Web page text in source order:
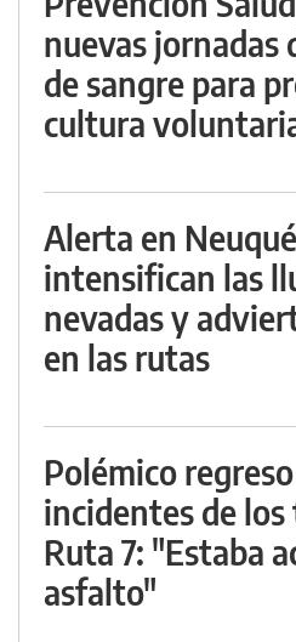
nuevas jornadas
de sangre para
cultura
Alerta en
intensifican las
nevadas y
en las rutas
Polémico
incidentes de
Ruta 7: "Estaba
asfalto"